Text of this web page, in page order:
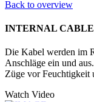
Back to overview
INTERNAL
Die Kabel werden im
Anschläge ein und
Züge vor Feuchtigkeit
Watch Video